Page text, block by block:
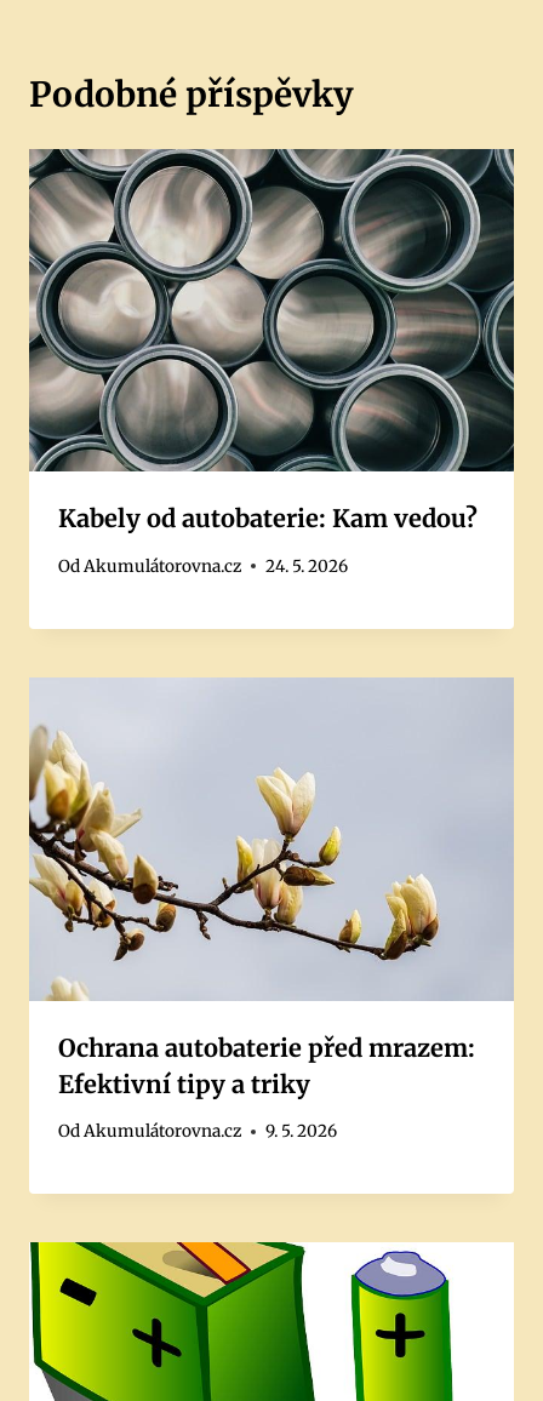
Podobné příspěvky
Kabely od autobaterie: Kam vedou?
OdAkumulátorovna.cz 24. 5. 2026
Ochrana autobaterie před mrazem:
Efektivní tipy a triky
OdAkumulátorovna.cz 9. 5. 2026